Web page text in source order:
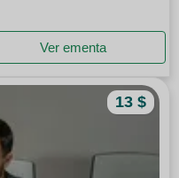
Ver ementa
13 $